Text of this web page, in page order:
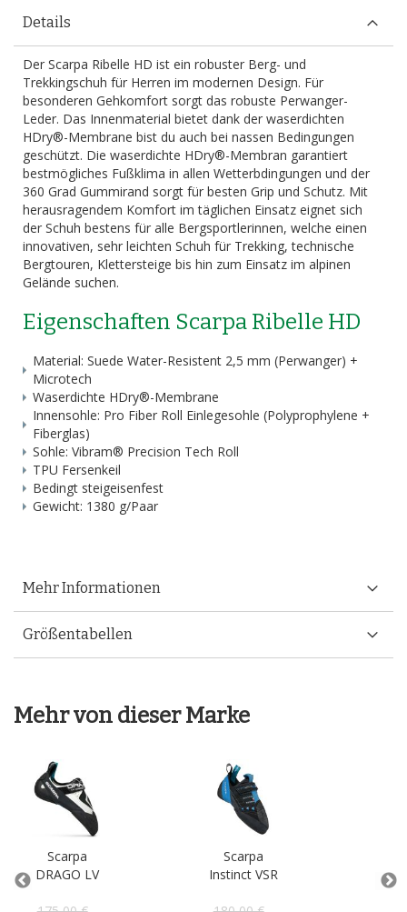
Details
Der Scarpa Ribelle HD ist ein robuster Berg- und
Trekkingschuh für Herren im modernen Design. Für
besonderen Gehkomfort sorgt das robuste Perwanger-
Leder. Das Innenmaterial bietet dank der waserdichten
HDry®-Membrane bist du auch bei nassen Bedingungen
geschützt. Die waserdichte HDry®-Membran garantiert
bestmögliches Fußklima in allen Wetterbdingungen und der
360 Grad Gummirand sorgt für besten Grip und Schutz. Mit
herausragendem Komfort im täglichen Einsatz eignet sich
der Schuh bestens für alle Bergsportlerinnen, welche einen
innovativen, sehr leichten Schuh für Trekking, technische
Bergtouren, Klettersteige bis hin zum Einsatz im alpinen
Gelände suchen.
Eigenschaften Scarpa Ribelle HD
Material: Suede Water-Resistent 2,5 mm (Perwanger) +
Microtech
Waserdichte HDry®-Membrane
Innensohle: Pro Fiber Roll Einlegesohle (Polyprophylene +
Fiberglas)
Sohle: Vibram® Precision Tech Roll
TPU Fersenkeil
Bedingt steigeisenfest
Gewicht: 1380 g/Paar
Mehr Informationen
Größentabellen
Mehr von dieser Marke
Scarpa
DRAGO LV
Scarpa
Instinct VSR